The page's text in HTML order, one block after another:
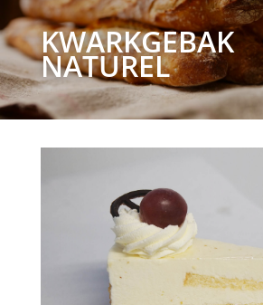
KWARKGEBAK
NATUREL